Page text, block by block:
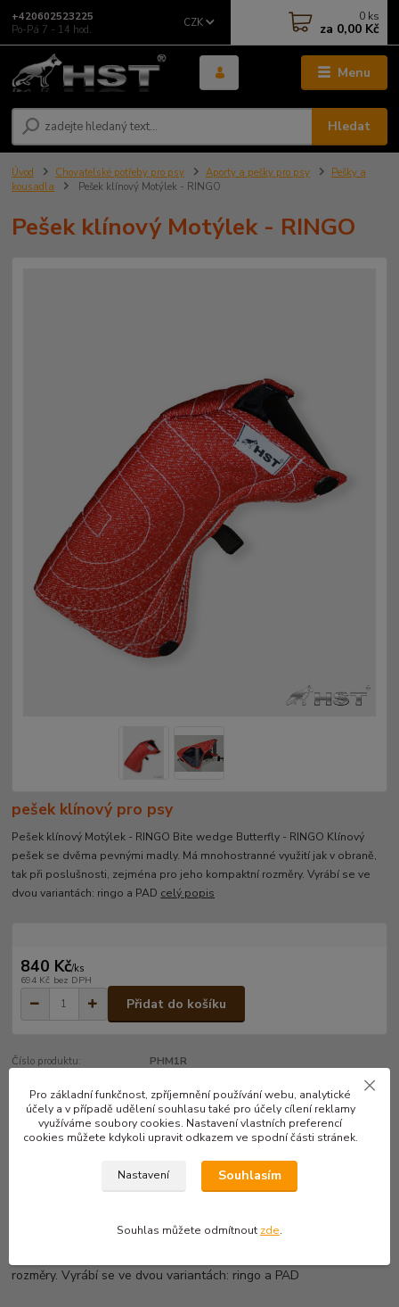
Menu
CZK
Hledat
+420602523225
Po-Pá 7 - 14 hod.
0 ks
za 0,00 Kč
Úvod Chovatelské potřeby pro psy Aporty a pešky pro psy
Pešky a
kousadla
Pešek klínový Motýlek - RINGO
Pešek klínový Motýlek - RINGO
pešek klínový pro psy
Pešek klínový Motýlek - RINGO Bite wedge Butterfly - RINGO Klínový
pešek se dvěma pevnými madly. Má mnohostranné využití jak v obraně,
tak při poslušnosti, zejména pro jeho kompaktní rozměry. Vyrábí se ve
dvou variantách: ringo a PAD celý popis
840 Kč/ks
694 Kč bez DPH
Přidat do košíku
Číslo produktu: PHM1R
Kompletní specifikace
Klínový pešek se dvěma pevnými madly. Má mnohostranné využití
rozměry. Vyrábí se ve dvou variantách: ringo a PAD
Pro základní funkčnost, zpříjemnění používání webu, analytické
účely a v případě udělení souhlasu také pro účely cílení reklamy
využíváme soubory cookies. Nastavení vlastních preferencí
cookies můžete kdykoli upravit odkazem ve spodní části stránek.
Nastavení Souhlasím
Souhlas můžete odmítnout zde.